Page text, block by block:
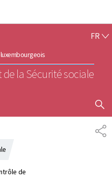
principal
la Sécurité sociale
FR
de